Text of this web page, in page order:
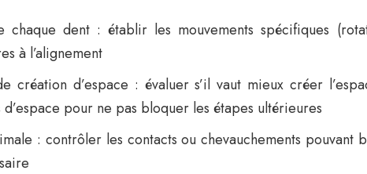
dent : établir les mouvements spécifiques
à l’alignement
création d’espace : évaluer s’il vaut mieux créer
pour ne pas bloquer les étapes ultérieures
: contrôler les contacts ou chevauchements pouvant